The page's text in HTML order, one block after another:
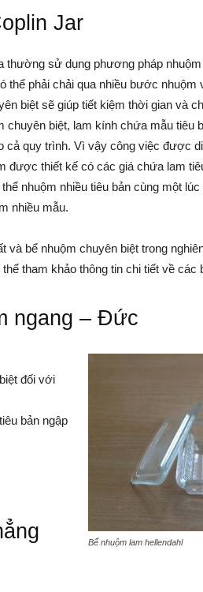
Jar
thường sử dụng phương pháp
thể phải chải qua nhiều bước
biệt sẽ giúp tiết kiệm thời gian và
biệt, lam kính chứa mẫu tiêu
cả quy trình. Vì vậy công việc được
được thiết kế có các giá chứa lam
nhuộm nhiều tiêu bản cùng một
nhiều mẫu.
và bể nhuộm chuyên biệt trong
tham khảo thông tin chi tiết về các
ngang – Đức
Bể nhuộm lam hellendahl
đối với
bản ngập